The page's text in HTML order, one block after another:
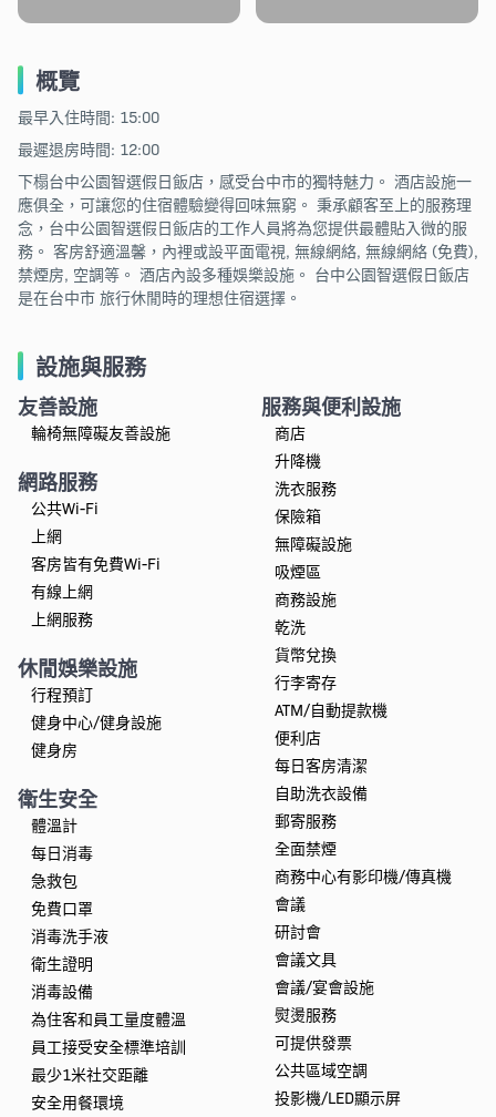
概覽
最早入住時間: 15:00
最遲退房時間: 12:00
下榻台中公園智選假日飯店，感受台中市的獨特魅力。 酒店設施一
應俱全，可讓您的住宿體驗變得回味無窮。 秉承顧客至上的服務理
念，台中公園智選假日飯店的工作人員將為您提供最體貼入微的服
務。 客房舒適溫馨，內裡或設平面電視, 無線網絡, 無線網絡 (免費),
禁煙房, 空調等。 酒店內設多種娛樂設施。 台中公園智選假日飯店
是在台中市 旅行休閒時的理想住宿選擇。
設施與服務
友善設施
輪椅無障礙友善設施
網路服務
公共Wi-Fi
上網
客房皆有免費Wi-Fi
有線上網
上網服務
休閒娛樂設施
行程預訂
健身中心/健身設施
健身房
衛生安全
體溫計
每日消毒
急救包
免費口罩
消毒洗手液
衛生證明
消毒設備
為住客和員工量度體溫
員工接受安全標準培訓
最少1米社交距離
安全用餐環境
服務與便利設施
商店
升降機
洗衣服務
保險箱
無障礙設施
吸煙區
商務設施
乾洗
貨幣兌換
行李寄存
ATM/自動提款機
便利店
每日客房清潔
自助洗衣設備
郵寄服務
全面禁煙
商務中心有影印機/傳真機
會議
研討會
會議文具
會議/宴會設施
熨燙服務
可提供發票
公共區域空調
投影機/LED顯示屏